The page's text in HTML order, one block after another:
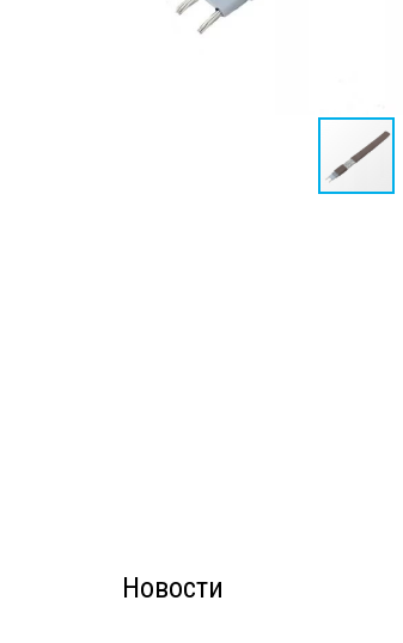
Новости